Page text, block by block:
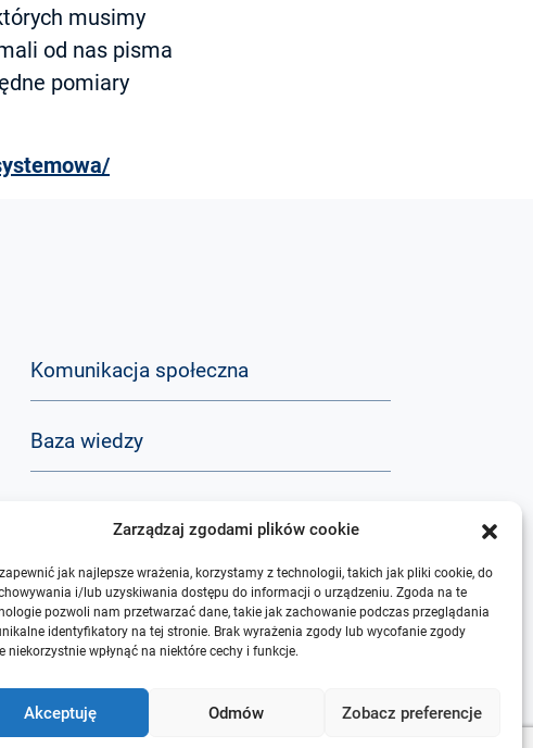
Zarządzaj zgodami plików cookie
jak najlepsze wrażenia, korzystamy z technologii, takich jak pliki cookie, do
i/lub uzyskiwania dostępu do informacji o urządzeniu. Zgoda na te
pozwoli nam przetwarzać dane, takie jak zachowanie podczas przeglądania
identyfikatory na tej stronie. Brak wyrażenia zgody lub wycofanie zgody
niekorzystnie wpłynąć na niektóre cechy i funkcje.
Akceptuję Odmów Zobacz preferencje
musimy
od nas pisma
pomiary
Komunikacja społeczna
Baza wiedzy
O nas